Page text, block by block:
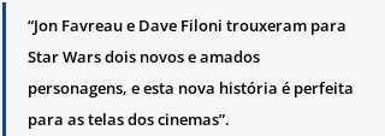
“Jon Favreau e Dave Filoni trouxeram para
Star Wars dois novos e amados
personagens, e esta nova história é perfeita
para as telas dos cinemas”.